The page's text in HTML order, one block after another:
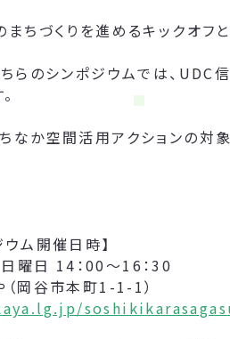
まちづくりを進めるキックオフ
らのシンポジウムでは、
なか空間活用アクションの対
ム開催日時】
曜日 14：00～16：30
（岡谷市本町1-1-1）